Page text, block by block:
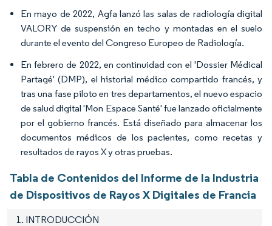
En mayo de 2022, Agfa lanzó las salas de radiología digital
VALORY de suspensión en techo y montadas en el suelo
durante el evento del Congreso Europeo de Radiología.
En febrero de 2022, en continuidad con el 'Dossier Médical
Partagé' (DMP), el historial médico compartido francés, y
tras una fase piloto en tres departamentos, el nuevo espacio
de salud digital 'Mon Espace Santé' fue lanzado oficialmente
por el gobierno francés. Está diseñado para almacenar los
documentos médicos de los pacientes, como recetas y
resultados de rayos X y otras pruebas.
Tabla de Contenidos del Informe de la Industria
de Dispositivos de Rayos X Digitales de Francia
1. INTRODUCCIÓN